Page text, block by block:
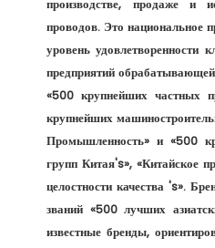
производстве, продаже и
проводов. Это национальное
уровень удовлетворенности
предприятий
«500 крупнейших частных
крупнейших
Промышленность» и «500
групп Китая's», «Китайское
целостности качества 's».
званий «500 лучших
известные бренды,